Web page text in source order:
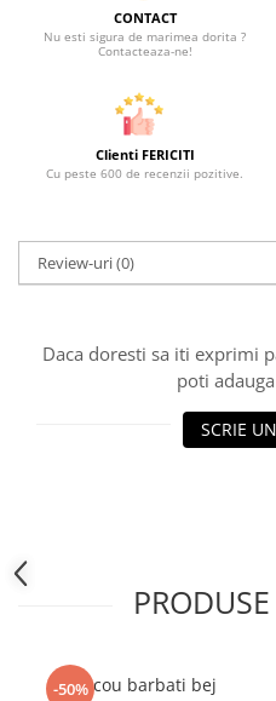
CONTACT
Nu esti sigura de marimea dorita ?
Contacteaza-ne!
Clienti FERICITI
Cu peste 600 de recenzii pozitive.
Review-uri(0)
Daca doresti sa iti exprimi
poti
SCRIE
-50%Sacou barbati bej